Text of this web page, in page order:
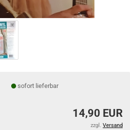
sofort lieferbar
14,90 EUR
zzgl. Versand